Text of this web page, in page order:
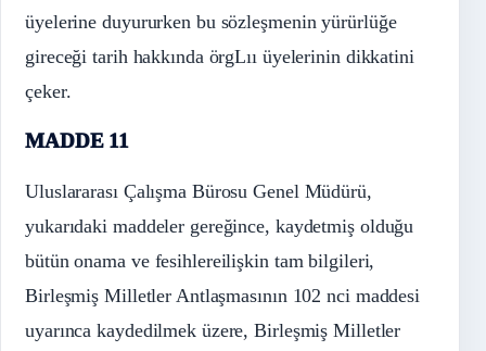
üyelerine duyururken bu sözleşmenin yürürlüğe
gireceği tarih hakkında örgLıı üyelerinin dikkatini
çeker.
MADDE 11
Uluslararası Çalışma Bürosu Genel Müdürü,
yukarıdaki maddeler gereğince, kaydetmiş olduğu
bütün onama ve fesihlereilişkin tam bilgileri,
Birleşmiş Milletler Antlaşmasının 102 nci maddesi
uyarınca kaydedilmek üzere, Birleşmiş Milletler